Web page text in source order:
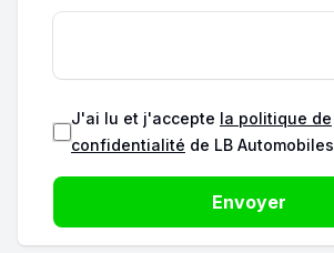
J'ai lu et j'accepte la politique de
confidentialité de LB Automobiles
Envoyer